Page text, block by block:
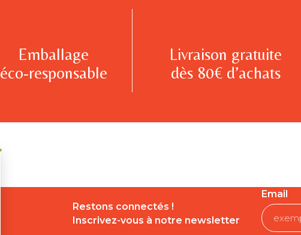
Emballage
éco-responsable
Livraison gratuite
dès 80€ d’achats
Restons connectés !
Inscrivez-vous à notre newsletter
Email